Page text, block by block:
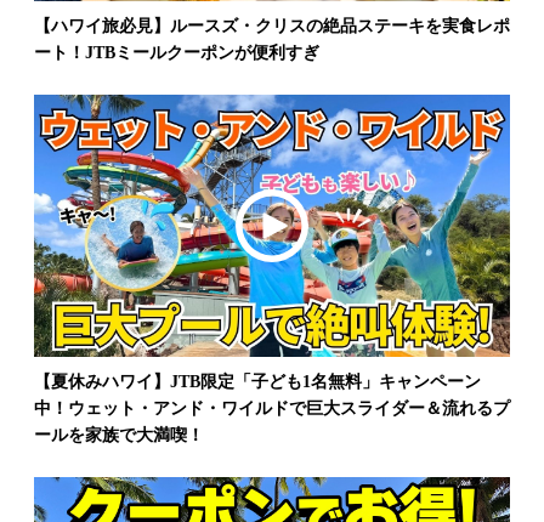
【ハワイ旅必見】ルースズ・クリスの絶品ステーキを実食レポ
ート！JTBミールクーポンが便利すぎ
【夏休みハワイ】JTB限定「子ども1名無料」キャンペーン
中！ウェット・アンド・ワイルドで巨大スライダー＆流れるプ
ールを家族で大満喫！